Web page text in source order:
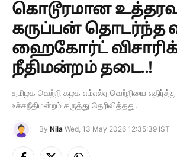
கொடூரமான
கருப்பன் தொடர்ந்த
ஹைகோர்ட்
நீதிமன்றம் தடை..!
தமிழக வெற்றி கழக எம்எல்ஏ வெற்றியை
உச்சநீதிமன்றம் கருத்து தெரிவித்தது.
By Nila Wed, 13 May 2026 12:35:39 IST